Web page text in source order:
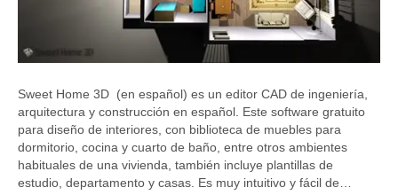
Sweet Home 3D (en español) es un editor CAD de ingeniería,
arquitectura y construcción en español. Este software gratuito
para diseño de interiores, con biblioteca de muebles para
dormitorio, cocina y cuarto de baño, entre otros ambientes
habituales de una vivienda, también incluye plantillas de
estudio, departamento y casas. Es muy intuitivo y fácil de…